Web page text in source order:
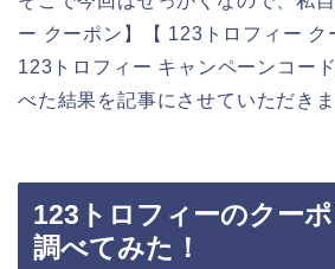
ー クーポン】【 123トロフィー ク
123トロフィー キャンペーンコー
べた結果を記事にさせていただきま
123トロフィーのクー
調べてみた！